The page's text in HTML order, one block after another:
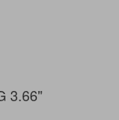
3.66"